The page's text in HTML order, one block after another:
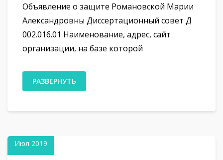
Объявление о защите Романовской Марии
Александровны Диссертационный совет Д
002.016.01 Наименование, адрес, сайт
организации, на базе которой
РАЗВЕРНУТЬ
Июл 2019